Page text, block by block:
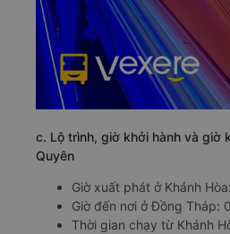
c. Lộ trình, giờ khởi hành và giờ
Quyên
Giờ xuất phát ở Khánh
Giờ đến nơi ở Đồng Tháp:
Thời gian chạy từ Khánh